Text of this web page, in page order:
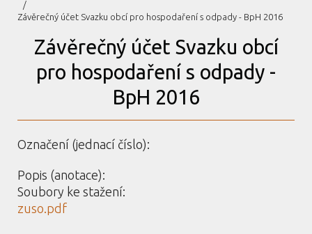
Závěrečný účet Svazku obcí pro hospodaření s odpady - BpH 2016
Závěrečný účet Svazku obcí
pro hospodaření s odpady -
BpH 2016
Označení (jednací číslo):
Popis (anotace):
Soubory ke stažení:
zuso.pdf